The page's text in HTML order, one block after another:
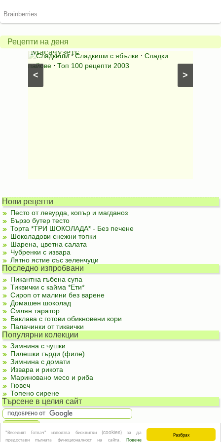
Разбрах
"Веселият Готвач" използва бисквитки (cookies) за да
предостави пълната функционалност на сайта. Повече
Рецепти на деня
>
<
ябълков
пай
от
Масачузетс
Сладкиши⋅Сладкиши с ябълки ⋅ Сладки
пайове ⋅ Топ 100 рецепти 2003
питка
на
мама
Нови рецепти
Песто от левурда, копър и магданоз
Бързо бутер тесто
Торта *ТРИ ШОКОЛАДА* - Без печене
Шоколадови снежни топки
Шарена, цветна салата
Чубренки с извара
Лятно ястие със зеленчуци
Последно изпробвани
Пикантна гъбена супа
Тиквички с кайма *Ети*
Сироп от малини без варене
Домашен шоколад
Смлян таратор
Баклава с готови обикновени кори
Палачинки от тиквички
Популярни колекции
Зимнина с чушки
Пилешки гърди (филе)
Зимнина с домати
Извара и рикота
Мариновано месо и риба
Гювеч
Топено сирене
Търсене в целия сайт
За реклама| За контакти|Подкрепете ни | Правила и условия|
информация